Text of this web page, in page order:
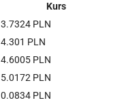
Kurs
3.7324 PLN
4.301 PLN
4.6005 PLN
5.0172 PLN
0.0834 PLN